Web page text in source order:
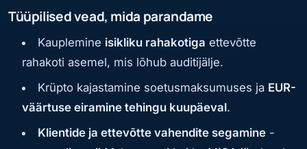
Tüüpilised vead, mida parandame
Kauplemine isikliku rahakotiga ettevõtte
rahakoti asemel, mis lõhub auditijälje.
Krüpto kajastamine soetusmaksumuses ja EUR-
väärtuse eiramine tehingu kuupäeval.
Klientide ja ettevõtte vahendite segamine-